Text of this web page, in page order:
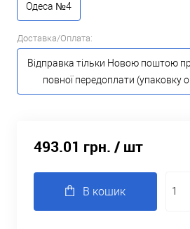
Одеса №4
Доставка/Оплата:
Відправка тільки Новою поштою
повної передоплати (упаковку
493.01 грн. / шт
В кошик